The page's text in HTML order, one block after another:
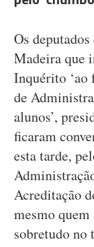
Os
Madeira que
Inquérito
de
alunos’,
ficaram
esta tarde,
Acreditação
mesmo quem
sobretudo no